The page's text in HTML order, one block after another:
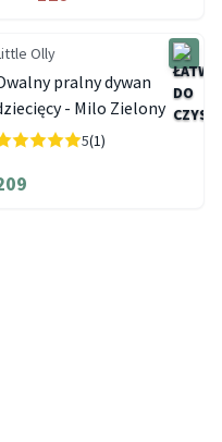
Olly
pralny dywan
- Milo Zielony
5(1)